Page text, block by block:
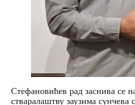
Стефановићев рад заснива се
стваралаштву заузима сунчева